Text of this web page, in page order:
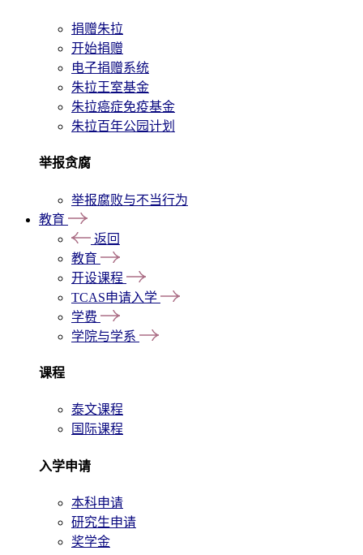
捐赠朱拉
开始捐赠
电子捐赠系统
朱拉王室基金
朱拉癌症免疫基金
朱拉百年公园计划
举报贪腐
举报腐败与不当行为
教育
返回
教育
开设课程
TCAS申请入学
学费
学院与学系
课程
泰文课程
国际课程
入学申请
本科申请
研究生申请
奖学金